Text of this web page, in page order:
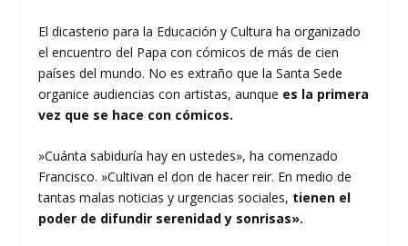
El dicasterio para la Educación y Cultura ha organizado
el encuentro del Papa con cómicos de más de cien
países del mundo. No es extraño que la Santa Sede
organice audiencias con artistas, aunque es la primera
vez que se hace con cómicos.
»Cuánta sabiduría hay en ustedes», ha comenzado
Francisco. »Cultivan el don de hacer reir. En medio de
tantas malas noticias y urgencias sociales, tienen el
poder de difundir serenidad y sonrisas».